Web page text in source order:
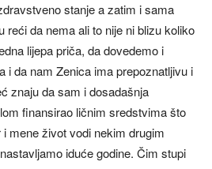
stanje a zatim i sama
reći da nema ali to nije ni blizu koliko
lijepa priča, da dovedemo i
i da nam Zenica ima prepoznatljivu i
znaju da sam i dosadašnja
finansirao ličnim sredstvima što
mene život vodi nekim drugim
iduće godine. Čim stupi